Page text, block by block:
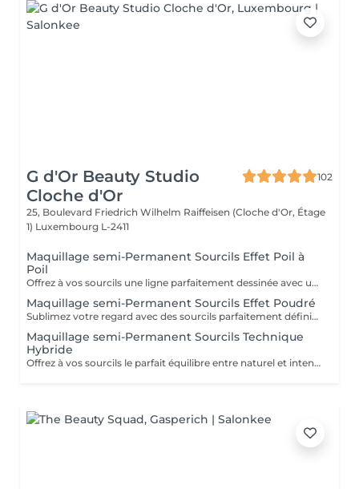
G d'Or Beauty Studio
Cloche d'Or
102
25, Boulevard Friedrich Wilhelm Raiffeisen (Cloche d'Or, Étage
1) Luxembourg L-2411
Maquillage semi-Permanent Sourcils Effet Poil à
Poil
Offrez à vos sourcils une ligne parfaitement dessinée avec un rendu ultra naturel. La technique poil à poil permet de recréer chaque poil avec finesse pour un effet réaliste, idéal pour combler les zones clairsemées et structurer le regard en douceur. Résultat longue durée, harmonieux et adapté à la morphologie de votre visage, pour des sourcils impeccables au quotidien, sans maquillage.
Maquillage semi-Permanent Sourcils Effet Poudré
Sublimez votre regard avec des sourcils parfaitement définis et intensifiés. La technique effet poudré offre un rendu maquillé, doux et uniforme, similaire à un effet crayon ou ombré. Idéale pour structurer le regard et apporter plus de densité tout en restant élégant. Résultat longue durée, soigné et adapté à votre visage, pour des sourcils impeccables jour après jour sans effort.
Maquillage semi-Permanent Sourcils Technique
Hybride
Offrez à vos sourcils le parfait équilibre entre naturel et intensité. La technique hybride combine le poil à poil et l'effet poudré pour un rendu à la fois réaliste et structuré. Idéale pour combler les zones clairsemées tout en apportant de la densité et une finition légèrement maquillée. Résultat longue durée, harmonieux et personnalisé, pour des sourcils sublimés au quotidien sans effort.